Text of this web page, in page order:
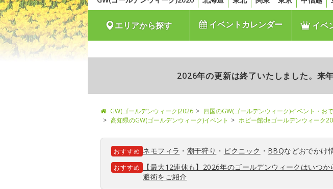
エリアから探す イベントカレンダー イベ
2026年の更新は終了いたしました。来
GW(ゴールデンウィーク)2026 四国のGW(ゴールデンウィーク)イベント・お
高知県のGW(ゴールデンウィーク)イベント
ホビー館deゴールデンウィーク
おすすめ ネモフィラ ・ 潮干狩り ・ ピクニック ・ BBQなどおでかけ
おすすめ
【最大12連休も】2026年のゴールデンウィークはいつ
避術をご紹介